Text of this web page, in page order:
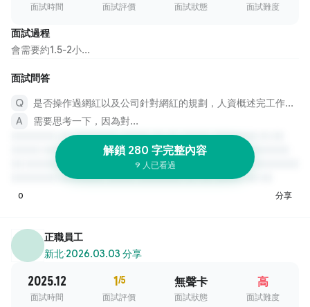
面試時間 面試評價 面試狀態 面試難度
面試過程
會需要約1.5-2小...
面試問答
是否操作過網紅以及公司針對網紅的規劃，人資概述完工作內容後其實就是詢問看你有沒有興趣
需要思考一下，因為對...
解鎖 280 字完整內容
9 人已看過
0 分享
正職員工
新北·2026.03.03 分享
2025.12
面試時間
1/5
面試評價
無聲卡
面試狀態
高
面試難度